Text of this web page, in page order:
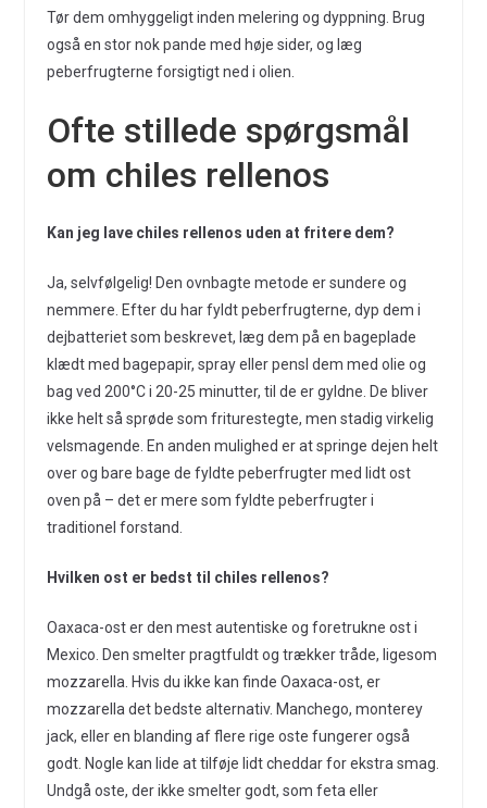
Tør dem omhyggeligt inden melering og dyppning. Brug
også en stor nok pande med høje sider, og læg
peberfrugterne forsigtigt ned i olien.
Ofte stillede spørgsmål
om chiles rellenos
Kan jeg lave chiles rellenos uden at fritere dem?
Ja, selvfølgelig! Den ovnbagte metode er sundere og
nemmere. Efter du har fyldt peberfrugterne, dyp dem i
dejbatteriet som beskrevet, læg dem på en bageplade
klædt med bagepapir, spray eller pensl dem med olie og
bag ved 200°C i 20-25 minutter, til de er gyldne. De bliver
ikke helt så sprøde som friturestegte, men stadig virkelig
velsmagende. En anden mulighed er at springe dejen helt
over og bare bage de fyldte peberfrugter med lidt ost
oven på – det er mere som fyldte peberfrugter i
traditionel forstand.
Hvilken ost er bedst til chiles rellenos?
Oaxaca-ost er den mest autentiske og foretrukne ost i
Mexico. Den smelter pragtfuldt og trækker tråde, ligesom
mozzarella. Hvis du ikke kan finde Oaxaca-ost, er
mozzarella det bedste alternativ. Manchego, monterey
jack, eller en blanding af flere rige oste fungerer også
godt. Nogle kan lide at tilføje lidt cheddar for ekstra smag.
Undgå oste, der ikke smelter godt, som feta eller